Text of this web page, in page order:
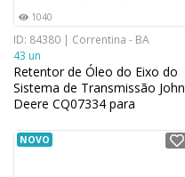
1040
ID: 84380 | Correntina - BA
43 un
Retentor de Óleo do Eixo do
Sistema de Transmissão John
Deere CQ07334 para
cmNOVO